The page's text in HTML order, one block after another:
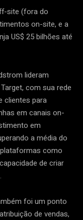
site (fora do
on-site, e a
US$ 25 bilhões até
lideram
com sua rede
clientes para
em canais on-
em
a média do
como
de criar
foi um ponto
de vendas,